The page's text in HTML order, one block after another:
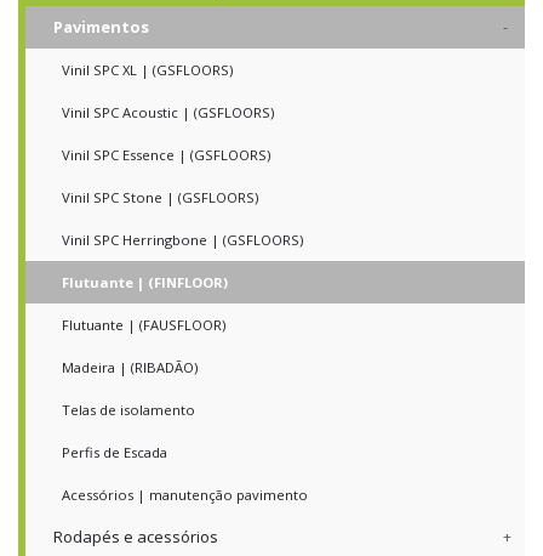
Pavimentos
Vinil SPC XL | (GSFLOORS)
Vinil SPC Acoustic | (GSFLOORS)
Vinil SPC Essence | (GSFLOORS)
Vinil SPC Stone | (GSFLOORS)
Vinil SPC Herringbone | (GSFLOORS)
Flutuante | (FINFLOOR)
Flutuante | (FAUSFLOOR)
Madeira | (RIBADÃO)
Telas de isolamento
Perfis de Escada
Acessórios | manutenção pavimento
Rodapés e acessórios